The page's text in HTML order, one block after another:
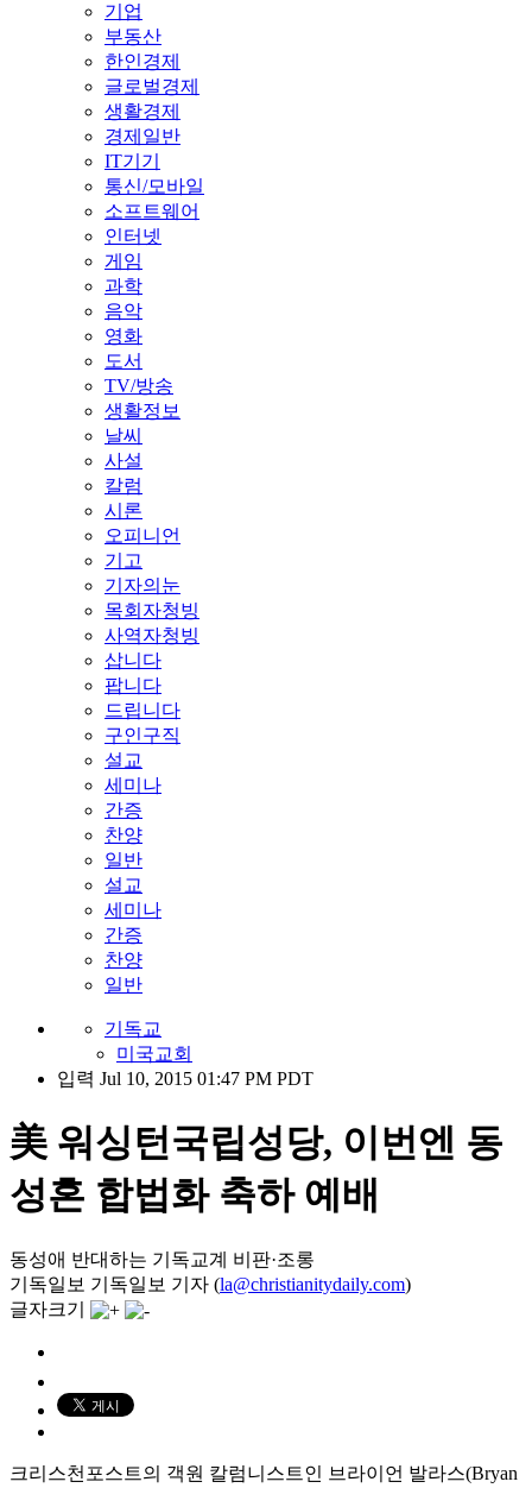
기업
부동산
한인경제
글로벌경제
생활경제
경제일반
IT기기
통신/모바일
소프트웨어
인터넷
게임
과학
음악
영화
도서
TV/방송
생활정보
날씨
사설
칼럼
시론
오피니언
기고
기자의눈
목회자청빙
사역자청빙
삽니다
팝니다
드립니다
구인구직
설교
세미나
간증
찬양
일반
설교
세미나
간증
찬양
일반
기독교
미국교회
입력 Jul 10, 2015 01:47 PM PDT
美 워싱턴국립성당, 이번엔 동
성혼 합법화 축하 예배
동성애 반대하는 기독교계 비판·조롱
기독일보 기독일보 기자 (la@christianitydaily.com)
글자크기
크리스천포스트의 객원 칼럼니스트인 브라이언 발라스(Bryan